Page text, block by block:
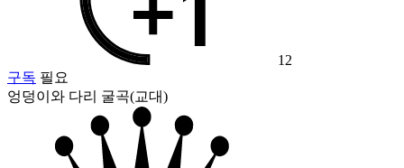
12
구독 필요
엉덩이와 다리 굴곡(교대)